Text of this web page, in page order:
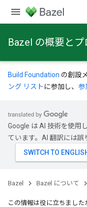
Bazel の概要と
Build Foundation の創設
ング リスト に参加し、 参
Google は AI 技術を使用
ています。AI 翻訳には誤
Bazel Bazel について
この情報は役に立ちました